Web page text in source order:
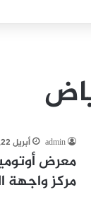
admin أبريل 22, 2026
مركز واجهة